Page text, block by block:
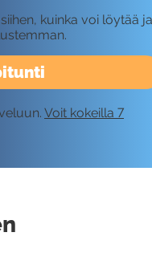
kuinka voi löytää ja
Voit kokeilla 7